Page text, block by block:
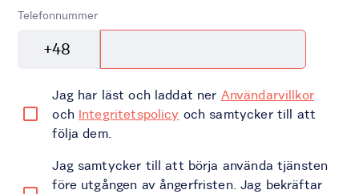
Telefonnummer
+48
Jag har läst och laddat ner Användarvillkor
och Integritetspolicy och samtycker till att
följa dem.
Jag samtycker till att börja använda tjänsten
före utgången av ångerfristen. Jag bekräftar